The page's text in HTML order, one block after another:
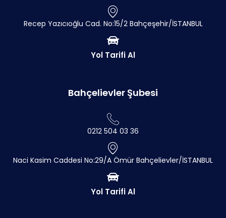
Recep Yazıcıoğlu Cad. No:15/2 Bahçeşehir/İSTANBUL
Yol Tarifi Al
Bahçelievler Şubesi
0212 504 03 36
Naci Kasim Caddesi No:29/A Ömür Bahçelievler/İSTANBUL
Yol Tarifi Al